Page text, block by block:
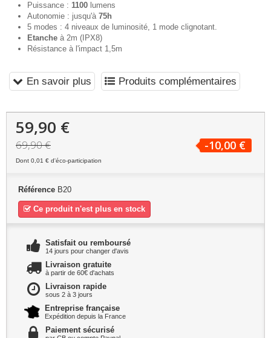
Puissance : 1100 lumens
Autonomie : jusqu'à 75h
5 modes : 4 niveaux de luminosité, 1 mode clignotant.
Etanche à 2m (IPX8)
Résistance à l'impact 1,5m
En savoir plus Produits complémentaires
59,90 €
-10,00 €
69,90 €
Dont 0,01 € d'éco-participation
Référence B20
Ce produit n'est plus en stock
Satisfait ou remboursé
14 jours pour changer d'avis
Livraison gratuite
à partir de 60€ d'achats
Livraison rapide
sous 2 à 3 jours
Entreprise française
Expédition depuis la France
Paiement sécurisé